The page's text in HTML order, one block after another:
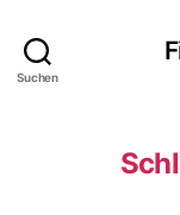
Suchen